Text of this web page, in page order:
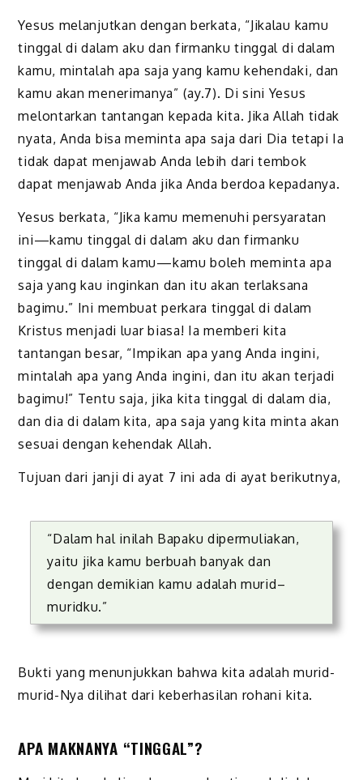
Yesus melanjutkan dengan berkata, “Jikalau kamu
tinggal di dalam aku dan firmanku tinggal di dalam
kamu, mintalah apa saja yang kamu kehendaki, dan
kamu akan menerimanya” (ay.7). Di sini Yesus
melontarkan tantangan kepada kita. Jika Allah tidak
nyata, Anda bisa meminta apa saja dari Dia tetapi Ia
tidak dapat menjawab Anda lebih dari tembok
dapat menjawab Anda jika Anda berdoa kepadanya.
Yesus berkata, “Jika kamu memenuhi persyaratan
ini—kamu tinggal di dalam aku dan firmanku
tinggal di dalam kamu—kamu boleh meminta apa
saja yang kau inginkan dan itu akan terlaksana
bagimu.” Ini membuat perkara tinggal di dalam
Kristus menjadi luar biasa! Ia memberi kita
tantangan besar, “Impikan apa yang Anda ingini,
mintalah apa yang Anda ingini, dan itu akan terjadi
bagimu!” Tentu saja, jika kita tinggal di dalam dia,
dan dia di dalam kita, apa saja yang kita minta akan
sesuai dengan kehendak Allah.
Tujuan dari janji di ayat 7 ini ada di ayat berikutnya,
“Dalam hal inilah Bapaku dipermuliakan,
yaitu jika kamu berbuah banyak dan
dengan demikian kamu adalah murid–
muridku.”
Bukti yang menunjukkan bahwa kita adalah murid-
murid-Nya dilihat dari keberhasilan rohani kita.
APA MAKNANYA “TINGGAL”?